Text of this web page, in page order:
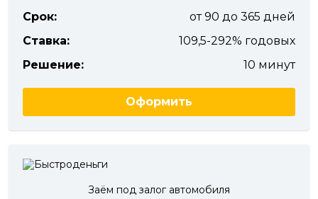
Срок:
от 90 до 365 дней
Ставка:
109,5-292% годовых
Решение:
10 минут
Оформить
Заём под залог автомобиля